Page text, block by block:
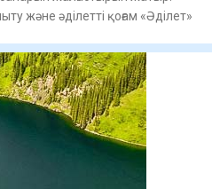
және әділетті қоғам «Әділет»